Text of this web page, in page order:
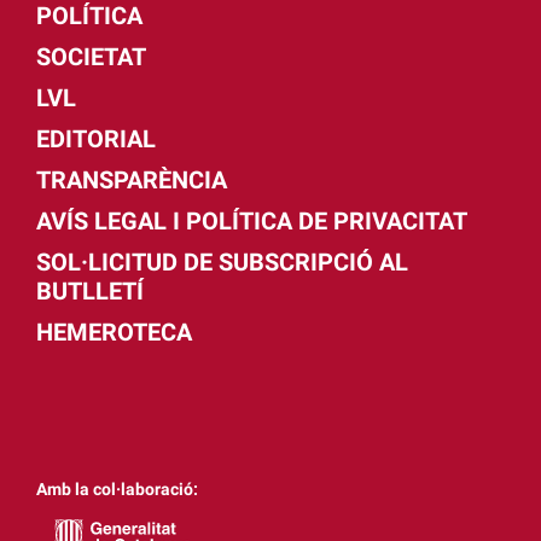
POLÍTICA
SOCIETAT
LVL
EDITORIAL
TRANSPARÈNCIA
AVÍS LEGAL I POLÍTICA DE PRIVACITAT
SOL·LICITUD DE SUBSCRIPCIÓ AL
BUTLLETÍ
HEMEROTECA
Amb la col·laboració: